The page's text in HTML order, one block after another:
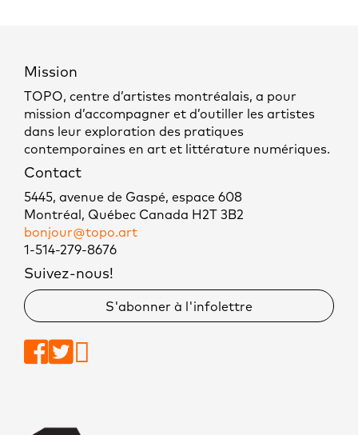
Mission
TOPO, centre d’artistes montréalais, a pour
mission d’accompagner et d’outiller les artistes
dans leur exploration des pratiques
contemporaines en art et littérature numériques.
Contact
5445, avenue de Gaspé, espace 608
Montréal, Québec Canada H2T 3B2
bonjour@topo.art
1-514-279-8676
Suivez-nous!
S'abonner à l'infolettre